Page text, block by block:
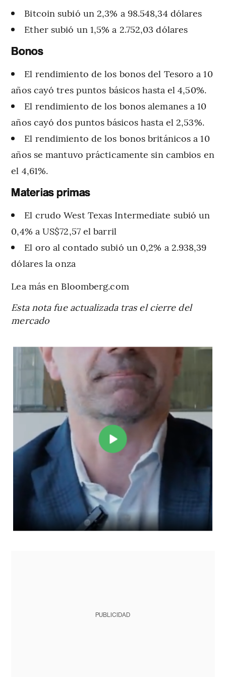
Bitcoin subió un 2,3% a 98.548,34 dólares
Ether subió un 1,5% a 2.752,03 dólares
Bonos
El rendimiento de los bonos del Tesoro a 10
años cayó tres puntos básicos hasta el 4,50%.
El rendimiento de los bonos alemanes a 10
años cayó dos puntos básicos hasta el 2,53%.
El rendimiento de los bonos británicos a 10
años se mantuvo prácticamente sin cambios en
el 4,61%.
Materias primas
El crudo West Texas Intermediate subió un
0,4% a US$72,57 el barril
El oro al contado subió un 0,2% a 2.938,39
dólares la onza
Lea más en Bloomberg.com
Esta nota fue actualizada tras el cierre del
mercado
PUBLICIDAD